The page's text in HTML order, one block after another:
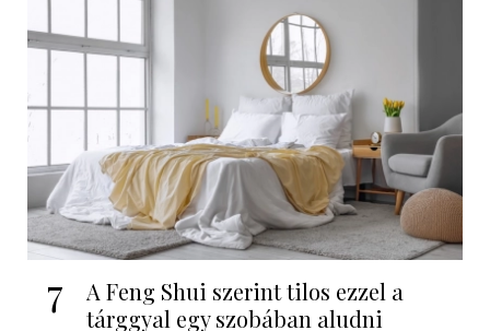
7
A Feng Shui szerint tilos ezzel a
tárggyal egy szobában aludni